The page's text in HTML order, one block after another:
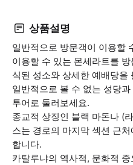
상품설명
일반적으로 방문객이 이용할
이용할 수 있는 몬세라트를
식된 성소와 상세한 예배당을
일반적으로 볼 수 없는 성당
투어로 둘러보세요.
종교적 상징인 블랙 마돈나 (
스는 경로의 마지막 섹션 근
합니다.
카탈루냐의 역사적, 문화적